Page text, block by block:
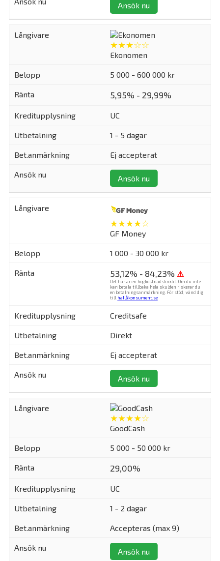
Ansök nu
★★★☆☆
Ekonomen
5 000 - 600 000 kr
5,95% - 29,99%
UC
1 - 5 dagar
Ej accepterat
Ansök nu
★★★★☆
GF Money
1 000 - 30 000 kr
53,12% - 84,23% ⚠
Det här är en högkostnadskredit. Om du inte
kan betala tillbaka hela skulden riskerar du
en betalningsanmärkning. För stöd, vänd dig
till hallåkonsument.se
Creditsafe
Direkt
Ej accepterat
Ansök nu
★★★★☆
GoodCash
5 000 - 50 000 kr
29,00%
UC
1 - 2 dagar
Accepteras (max 9)
Ansök nu